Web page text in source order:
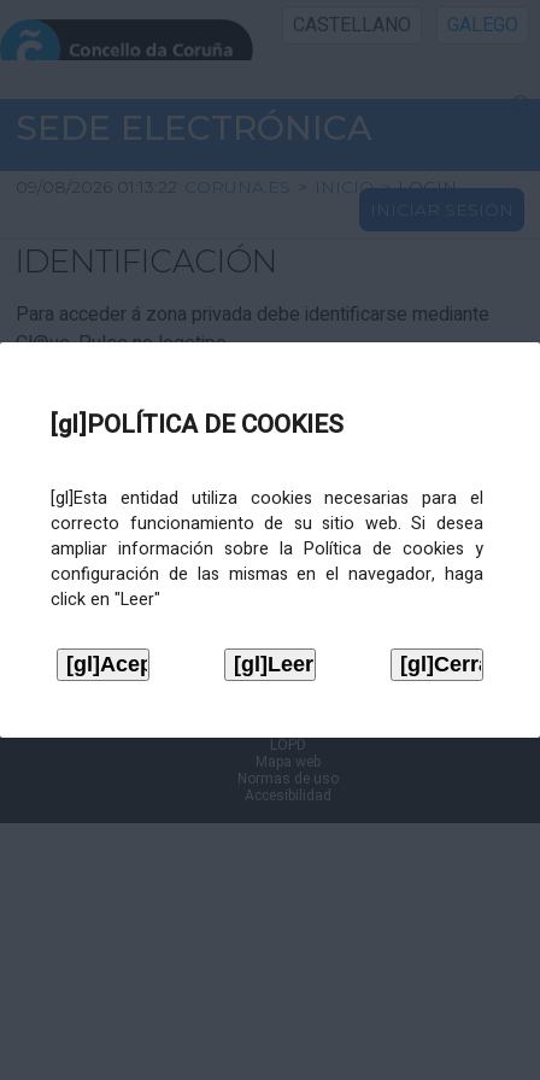
[gl]POLÍTICA DE COOKIES
[gl]Esta entidad utiliza cookies necesarias para el
correcto funcionamiento de su sitio web. Si desea
ampliar información sobre la Política de cookies y
configuración de las mismas en el navegador, haga
click en "Leer"
CASTELLANO GALEGO
INICIO SEDE
INICIO
INFORMACIÓN PÚBLICA
CARTAFOL CIDADÁN
SEDE ELECTRÓNICA
09/08/2026 01:13:22 CORUNA.ES > INICIO > LOGIN
INICIAR SESIÓN
IDENTIFICACIÓN
Para acceder á zona privada debe identificarse mediante
Cl@ve. Pulse no logotipo
LOPD
Mapa web
Normas de uso
Accesibilidad